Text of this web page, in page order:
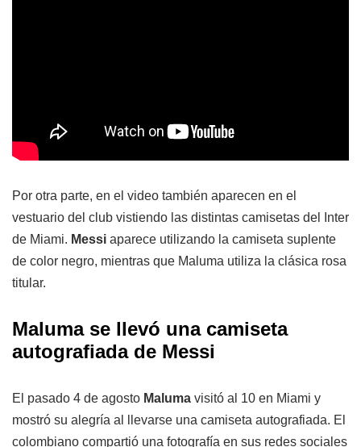
Por otra parte, en el video también aparecen en el
vestuario del club vistiendo las distintas camisetas del Inter
de Miami. Messi aparece utilizando la camiseta suplente
de color negro, mientras que Maluma utiliza la clásica rosa
titular.
Maluma se llevó una camiseta
autografiada de Messi
El pasado 4 de agosto Maluma visitó al 10 en Miami y
mostró su alegría al llevarse una camiseta autografiada. El
colombiano compartió una fotografía en sus redes sociales